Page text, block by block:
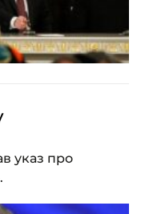
указ про